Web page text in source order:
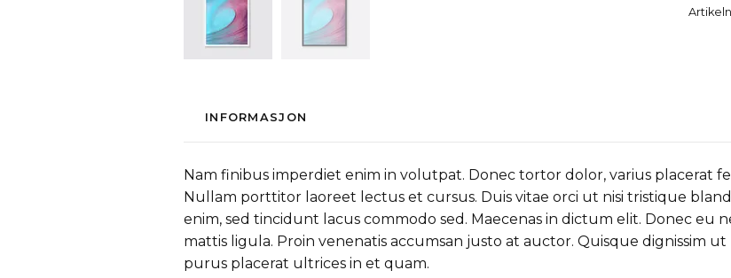
INFORMASJON
Nam finibus imperdiet enim in volutpat. Donec tortor dolor, varius placerat
Nullam porttitor laoreet lectus et cursus. Duis vitae orci ut nisi tristique
enim, sed tincidunt lacus commodo sed. Maecenas in dictum elit. Donec eu
mattis ligula. Proin venenatis accumsan justo at auctor. Quisque dignissim
purus placerat ultrices in et quam.